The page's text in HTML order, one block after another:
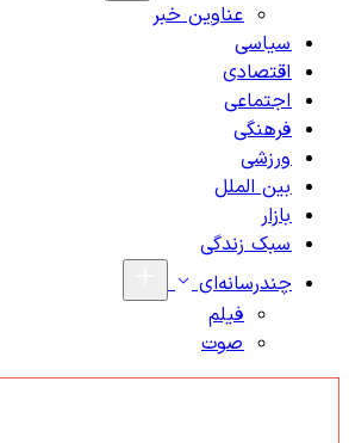
عناوین خبر
سیاسی
اقتصادی
اجتماعی
فرهنگی
ورزشی
بین الملل
بازار
سبک زندگی
چندرسانه‌ای
فیلم
صوت